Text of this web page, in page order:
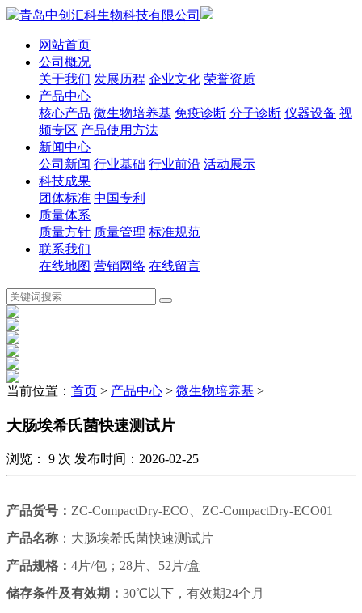
网站首页
公司概况
关于我们 发展历程 企业文化 荣誉资质
产品中心
核心产品 微生物培养基 免疫诊断 分子诊断 仪器设备 视
频专区 产品使用方法
新闻中心
公司新闻 行业基础 行业前沿 活动展示
科技成果
团体标准 中国专利
质量体系
质量方针 质量管理 标准规范
联系我们
在线地图 营销网络 在线留言
当前位置： 首页 > 产品中心 > 微生物培养基 >
大肠埃希氏菌快速测试片
浏览： 9 次 发布时间：2026-02-25
产品货号： ZC-CompactDry-ECO、ZC-CompactDry-ECO01
产品名称 ：大肠埃希氏菌快速测试片
产品规格： 4片/包；28片、52片/盒
储存条件及有效期： 30℃以下 ，有效期24个月